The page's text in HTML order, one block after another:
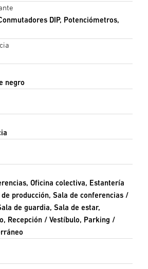
DIP, Potenciómetros,
negro
Oficina colectiva, Estantería
producción, Sala de conferencias /
de guardia, Sala de estar,
Recepción / Vestíbulo, Parking /